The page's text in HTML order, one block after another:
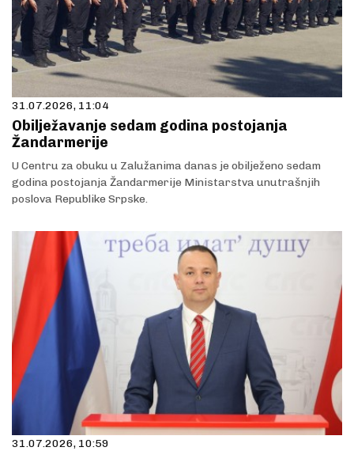
31.07.2026, 11:04
Obilježavanje sedam godina postojanja
Žandarmerije
U Centru za obuku u Zalužanima danas je obilježeno sedam
godina postojanja Žandarmerije Ministarstva unutrašnjih
poslova Republike Srpske.
31.07.2026, 10:59